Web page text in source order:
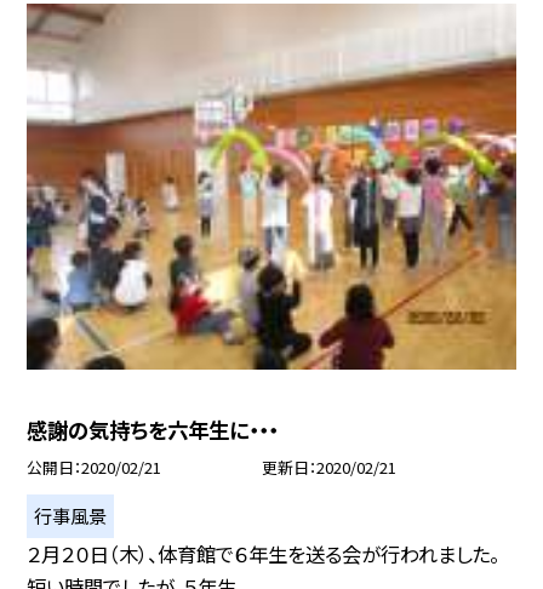
感謝の気持ちを六年生に・・・
公開日 2020/02/21 更新日 2020/02/21
行事風景
２月２０日（木）、体育館で６年生を送る会が行われました。